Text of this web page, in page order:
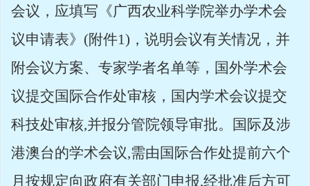
会议，应填写《广西农业科学院举办学术会
议申请表》 (附件1) ，说明会议有关情况，并
附会议方案、专家学者名单等，国外学术会
议提交国际合作处审核，国内学术会议提交
科技处审核,并报分管院领导审批。国际及涉
港澳台的学术会议,需由国际合作处提前六个
月按规定向政府有关部门申报,经批准后方可